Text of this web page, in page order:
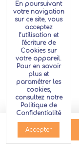
En poursuivant
votre navigation
sur ce site, vous
acceptez
l’utilisation et
l'écriture de
Cookies sur
votre appareil.
Pour en savoir
plus et
paramétrer les
cookies,
consultez notre
Politique de
Confidentialité
Accepter